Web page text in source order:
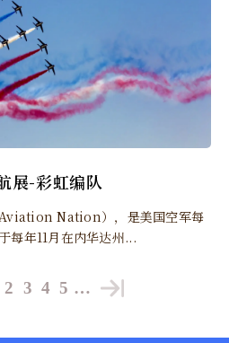
展-彩虹编队
Aviation Nation），是美国空军每
每年11月在内华达州...
2 3 4 5 …